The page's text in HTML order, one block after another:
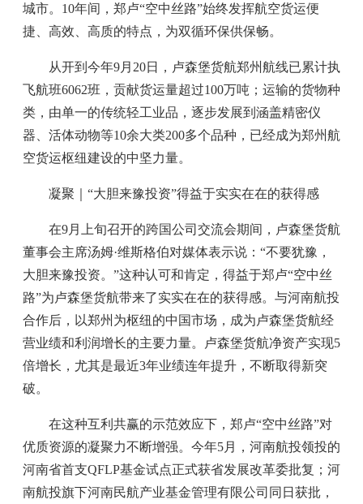
城市。10年间，郑卢“空中丝路”始终发挥航空货运便
捷、高效、高质的特点，为双循环保供保畅。
从开到今年9月20日，卢森堡货航郑州航线已累计执
飞航班6062班，贡献货运量超过100万吨；运输的货物种
类，由单一的传统轻工业品，逐步发展到涵盖精密仪
器、活体动物等10余大类200多个品种，已经成为郑州航
空货运枢纽建设的中坚力量。
凝聚｜“大胆来豫投资”得益于实实在在的获得感
在9月上旬召开的跨国公司交流会期间，卢森堡货航
董事会主席汤姆·维斯格伯对媒体表示说：“不要犹豫，
大胆来豫投资。”这种认可和肯定，得益于郑卢“空中丝
路”为卢森堡货航带来了实实在在的获得感。与河南航投
合作后，以郑州为枢纽的中国市场，成为卢森堡货航经
营业绩和利润增长的主要力量。卢森堡货航净资产实现5
倍增长，尤其是最近3年业绩连年提升，不断取得新突
破。
在这种互利共赢的示范效应下，郑卢“空中丝路”对
优质资源的凝聚力不断增强。今年5月，河南航投领投的
河南省首支QFLP基金试点正式获省发展改革委批复；河
南航投旗下河南民航产业基金管理有限公司同日获批，